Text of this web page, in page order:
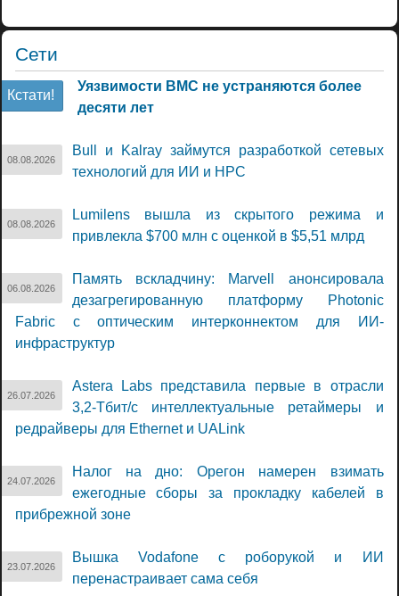
Сети
Кстати!
Уязвимости BMC не устраняются более
десяти лет
08.08.2026
Bull и Kalray займутся разработкой сетевых
технологий для ИИ и НРС
08.08.2026
Lumilens вышла из скрытого режима и
привлекла $700 млн с оценкой в $5,51 млрд
06.08.2026
Память вскладчину: Marvell анонсировала
дезагрегированную платформу Photonic
Fabric с оптическим интерконнектом для ИИ-
инфраструктур
26.07.2026
Astera Labs представила первые в отрасли
3,2-Тбит/с интеллектуальные ретаймеры и
редрайверы для Ethernet и UALink
24.07.2026
Налог на дно: Орегон намерен взимать
ежегодные сборы за прокладку кабелей в
прибрежной зоне
23.07.2026
Вышка Vodafone с роборукой и ИИ
перенастраивает сама себя